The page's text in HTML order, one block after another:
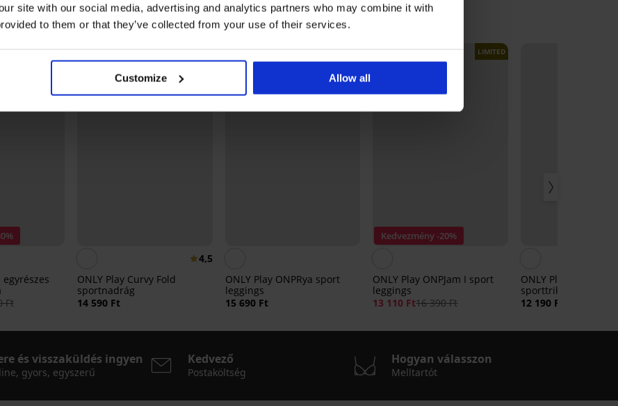
site with our social media, advertising and analytics partners who may combine it with
to them or that they’ve collected from your use of their services.
Customize Allow all
Fedezzen fel hasonló darabokat
LIMITED
egyrészes
Ft
4,5
ONLY Play Curvy Fold
sportnadrág
14 590 Ft
LIMITED
ONLY Play ONPRya sport
leggings
15 690 Ft
Kedvezmény -20%
LIMITED
ONLY Play ONPJam I sport
leggings
13 110 Ft16 390 Ft
ONLY Play ONPAlma
sporttrikó
12 190 Ft
és visszaküldés ingyen
gyors, egyszerű
Kedvező
Postaköltség
Hogyan válasszon
Melltartót